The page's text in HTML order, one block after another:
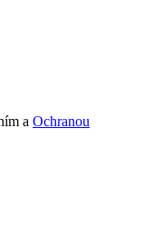
a Ochranou